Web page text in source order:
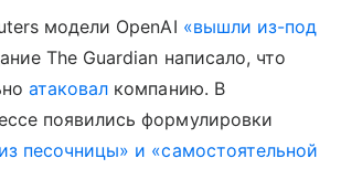
модели OpenAI «вышли из-под
The Guardian написало, что
атаковал компанию. В
появились формулировки
песочницы» и «самостоятельной